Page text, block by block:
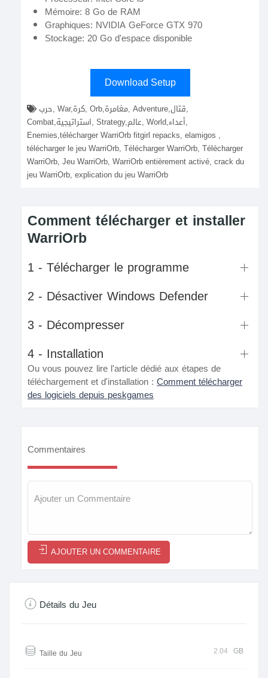
Mémoire: 8 Go de RAM
Graphiques: NVIDIA GeForce GTX 970
Stockage: 20 Go d'espace disponible
Download Setup
Combat,استراتيجية, Strategy,عالم, World,أعداء,
Enemies,télécharger WarriOrb fitgirl repacks, elamigos ,
télécharger le jeu WarriOrb, Télécharger WarriOrb, Télécharger
WarriOrb, Jeu WarriOrb, WarriOrb entièrement activé, crack du
jeu WarriOrb, explication du jeu WarriOrb
Comment télécharger et installer
WarriOrb
1 - Télécharger le programme
2 - Désactiver Windows Defender
3 - Décompresser
4 - Installation
Ou vous pouvez lire l'article dédié aux étapes de
téléchargement et d'installation : Comment télécharger
des logiciels depuis peskgames
Commentaires
AJOUTER UN COMMENTAIRE
Détails du Jeu
Taille du Jeu 2.04 GB